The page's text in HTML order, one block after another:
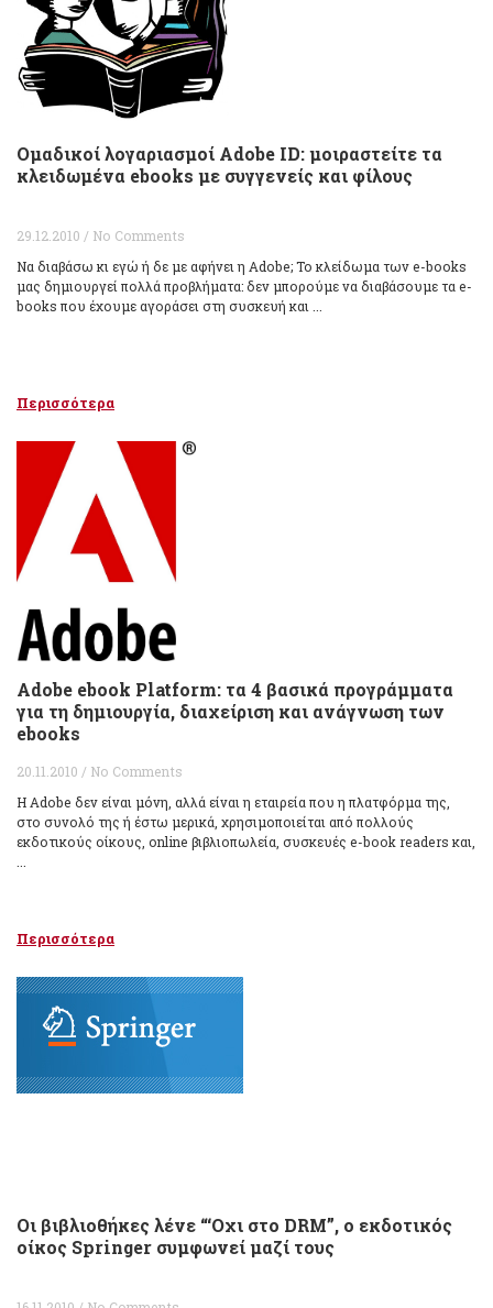
Ομαδικοί λογαριασμοί Adobe ID: μοιραστείτε τα
κλειδωμένα ebooks με συγγενείς και φίλους
29.12.2010 / No Comments
Να διαβάσω κι εγώ ή δε με αφήνει η Adobe; Το κλείδωμα των e-books
μας δημιουργεί πολλά προβλήματα: δεν μπορούμε να διαβάσουμε τα e-
books που έχουμε αγοράσει στη συσκευή και ...
Περισσότερα
Adobe ebook Platform: τα 4 βασικά προγράμματα
για τη δημιουργία, διαχείριση και ανάγνωση των
ebooks
20.11.2010 / No Comments
Η Adobe δεν είναι μόνη, αλλά είναι η εταιρεία που η πλατφόρμα της,
στο συνολό της ή έστω μερικά, χρησιμοποιείται από πολλούς
εκδοτικούς οίκους, online βιβλιοπωλεία, συσκευές e-book readers και,
Περισσότερα
Οι βιβλιοθήκες λένε “‘Οχι στο DRM”, ο εκδοτικός
οίκος Springer συμφωνεί μαζί τους